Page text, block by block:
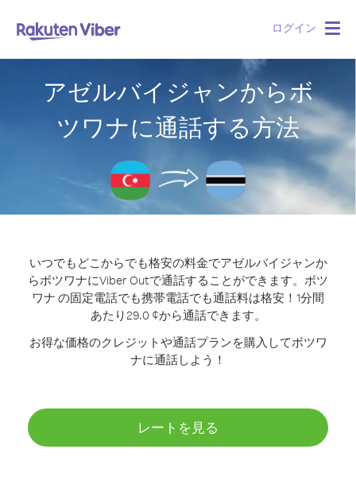
ログイン
アゼルバイジャンからボ
ツワナに通話する方法
いつでもどこからでも格安の料金でアゼルバイジャンか
らボツワナにViber Outで通話することができます。 ボツ
ワナ の固定電話でも携帯電話でも通話料は格安！1分間
あたり29.0 ¢から通話できます。
お得な価格のクレジットや通話プランを購入してボツワ
ナに通話しよう！
レートを見る